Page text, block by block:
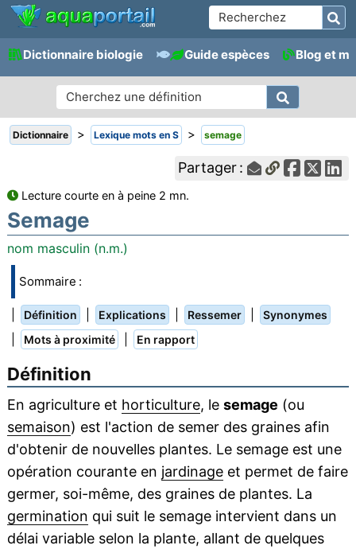
Dictionnaire biologie Guide espèces Blog et
Dictionnaire > Lexique mots en S > semage
Partager :
Lecture courte en à peine 2 mn.
Semage
nom masculin (n.m.)
Sommaire :
Définition Explications Ressemer Synonymes
Mots à proximité En rapport
Définition
En agriculture et horticulture, le semage (ou
semaison) est l'action de semer des graines afin
d'obtenir de nouvelles plantes. Le semage est une
opération courante en jardinageet permet de faire
germer, soi-même, des graines de plantes. La
germination qui suit le semage intervient dans un
délai variable selon la plante, allant de quelques